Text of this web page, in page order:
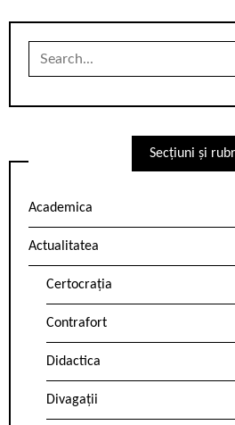
Search
Secțiuni și
Academica
Actualitatea
Certocrația
Contrafort
Didactica
Divagații